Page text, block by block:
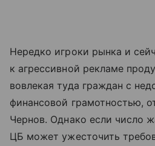
Нередко игроки рынка и
к агрессивной рекламе
вовлекая туда граждан с
финансовой грамотностью,
Чернов. Однако если число
ЦБ может ужесточить